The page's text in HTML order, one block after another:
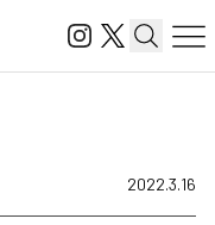
2022.3.16